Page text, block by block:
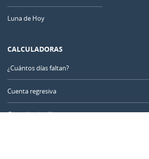
Luna de Hoy
CALCULADORAS
¿Cuántos días faltan?
Cuenta regresiva
Contador de días